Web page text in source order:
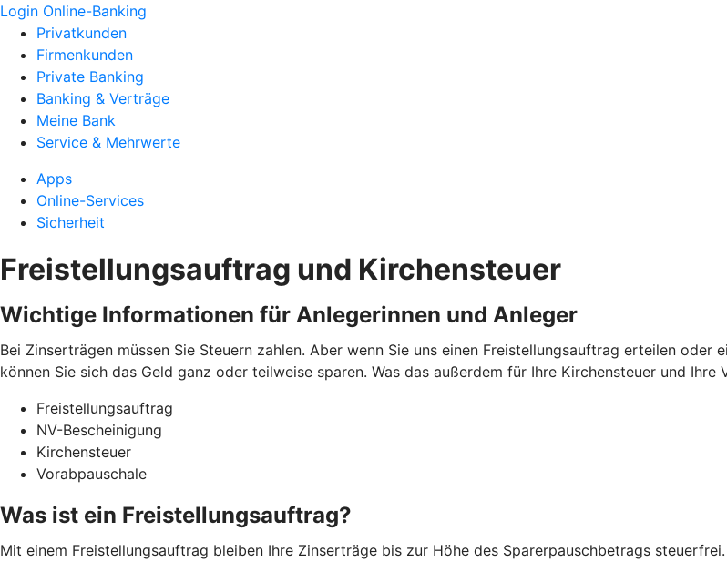
Login Online-Banking
Privatkunden
Firmenkunden
Private Banking
Banking & Verträge
Meine Bank
Service & Mehrwerte
Apps
Online-Services
Sicherheit
Freistellungsauftrag und Kirchensteuer
Wichtige Informationen für Anlegerinnen und Anleger
Bei Zinserträgen müssen Sie Steuern zahlen. Aber wenn Sie uns einen Freistellungsauftrag erteilen
können Sie sich das Geld ganz oder teilweise sparen. Was das außerdem für Ihre Kirchensteuer und Ihre
Freistellungsauftrag
NV-Bescheinigung
Kirchensteuer
Vorabpauschale
Was ist ein Freistellungsauftrag?
Mit einem Freistellungsauftrag bleiben Ihre Zinserträge bis zur Höhe des Sparerpauschbetrags